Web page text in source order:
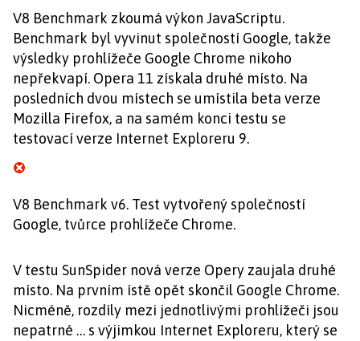
V8 Benchmark zkoumá výkon JavaScriptu.
Benchmark byl vyvinut společností Google, takže
výsledky prohlížeče Google Chrome nikoho
nepřekvapí. Opera 11 získala druhé místo. Na
posledních dvou místech se umístila beta verze
Mozilla Firefox, a na samém konci testu se
testovací verze Internet Exploreru 9.
V8 Benchmark v6. Test vytvořený společností
Google, tvůrce prohlížeče Chrome.
V testu SunSpider nová verze Opery zaujala druhé
místo. Na prvním ístě opět skončil Google Chrome.
Nicméně, rozdíly mezi jednotlivými prohlížeči jsou
nepatrné … s výjimkou Internet Exploreru, který se